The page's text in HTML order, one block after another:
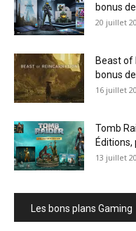
bonus
20 juillet
Beast of
bonus
16 juillet
Tomb
Éditions,
13 juillet
Les bons plans Gaming